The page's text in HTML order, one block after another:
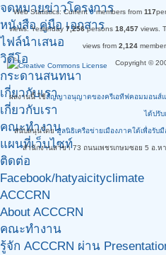
จดหมายข่าวโครงการ
หนังสือ คู่มือ เอกสาร
ไฟล์นำเสนอ
วิดีโอ
กระดานสนทนา
เกี่ยวกับเรา.
เกี่ยวกับเรา
คณะทำงาน
แผนที่เว็บไซท์
ติดต่อ
Facebook/hatyaicityclimate
ACCCRN
About ACCCRN
คณะทำงาน
รู้จัก ACCCRN ผ่าน
Web Statistics:Current0members from 117
views.Yesterday 7,256persons 18,457 views.
views from 2,124
Copyright ©
ผลงานนี้ ใช้สัญญาอนุญาตของครีเอทีฟคอมมอนส์แ
ได้ปรับ
สนับสนุนโดยมูลนิธิเครือข่ายเมืองภาคใต้เพื่อรับ
สำนักงานสาขา 73 ถนนเพชรเกษมซอย 5 อ.